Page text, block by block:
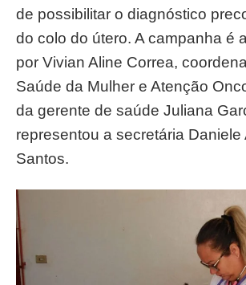
de possibilitar o diagnóstico
do colo do útero. A campanha é
por Vivian Aline Correa,
Saúde da Mulher e Atenção
da gerente de saúde Juliana
representou a secretária Daniele
Santos.